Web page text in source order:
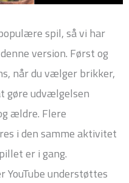
spil, så vi har
version. Først og
når du vælger brikker,
gøre udvælgelsen
ældre. Flere
i den samme aktivitet
er i gang.
understøttes